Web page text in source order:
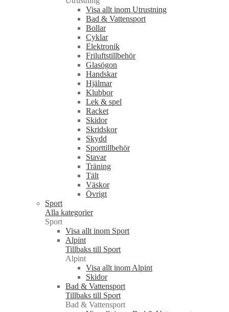
Visa allt inom Utrustning
Bad & Vattensport
Bollar
Cyklar
Elektronik
Friluftstillbehör
Glasögon
Handskar
Hjälmar
Klubbor
Lek & spel
Racket
Skidor
Skridskor
Skydd
Sporttillbehör
Stavar
Träning
Tält
Väskor
Övrigt
Sport
Alla kategorier
Sport
Visa allt inom Sport
Alpint
Tillbaks till Sport
Alpint
Visa allt inom Alpint
Skidor
Bad & Vattensport
Tillbaks till Sport
Bad & Vattensport